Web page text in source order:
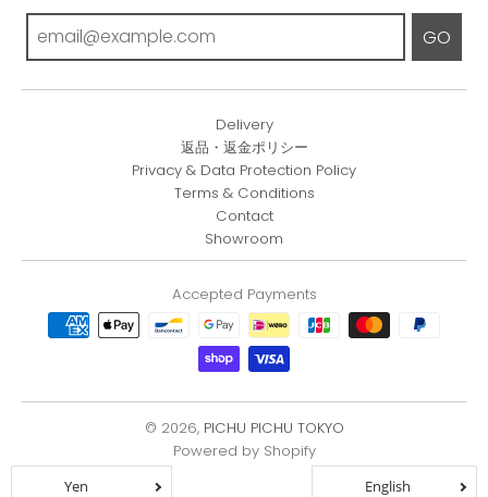
GO
Delivery
返品・返金ポリシー
Privacy & Data Protection Policy
Terms & Conditions
Contact
Showroom
Accepted Payments
© 2026, PICHU PICHU TOKYO
Powered by Shopify